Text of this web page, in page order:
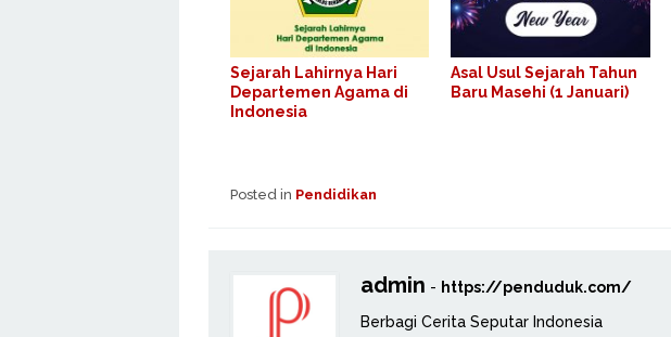
Sejarah Lahirnya Hari
Departemen Agama di
Indonesia
Asal Usul Sejarah Tahun
Baru Masehi (1 Januari)
Posted in Pendidikan
admin - https://penduduk.com/
Berbagi Cerita Seputar Indonesia